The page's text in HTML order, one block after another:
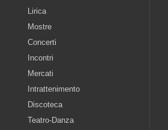
Lirica
Mostre
Concerti
Incontri
Mercati
Intrattenimento
Discoteca
Teatro-Danza